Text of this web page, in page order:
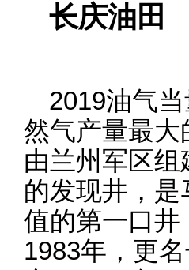
长庆油田
2019油气
然气产量最大
由兰州军区
的发现井，是
值的第一口
1983年，更